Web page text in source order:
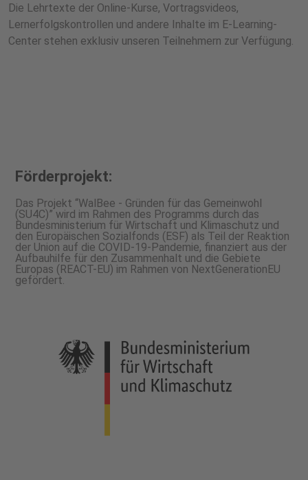
Die Lehrtexte der Online-Kurse, Vortragsvideos,
Lernerfolgskontrollen und andere Inhalte im E-Learning-
Center stehen exklusiv unseren Teilnehmern zur Verfügung.
Förderprojekt:
Das Projekt “WalBee - Gründen für das Gemeinwohl
(SU4C)” wird im Rahmen des Programms durch das
Bundesministerium für Wirtschaft und Klimaschutz und
den Europäischen Sozialfonds (ESF) als Teil der Reaktion
der Union auf die COVID-19-Pandemie, finanziert aus der
Aufbauhilfe für den Zusammenhalt und die Gebiete
Europas (REACT-EU) im Rahmen von NextGenerationEU
gefördert.